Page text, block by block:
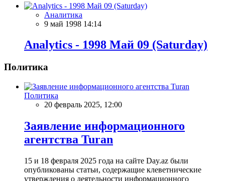
Аналитика
9 май 1998 14:14
Analytics - 1998 Май 09 (Saturday)
Политика
Политика
20 февраль 2025, 12:00
Заявление информационного
агентства Turan
15 и 18 февраля 2025 года на сайте Day.az были
опубликованы статьи, содержащие клеветнические
утверждения о деятельности информационного